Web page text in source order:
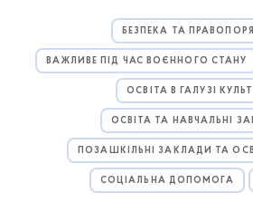
БЕЗПЕКА ТА
ВАЖЛИВЕ ПІД ЧАС ВОЄННОГО СТАНУ
ОСВІТА В ГАЛУЗІ
ОСВІТА ТА НАВЧАЛЬНІ
ПОЗАШКІЛЬНІ ЗАКЛАДИ ТА
СОЦІАЛЬНА ДОПОМОГА